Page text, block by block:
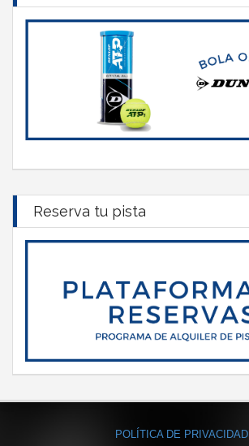
Reserva tu pista
POLÍTICA DE PRIVACIDAD